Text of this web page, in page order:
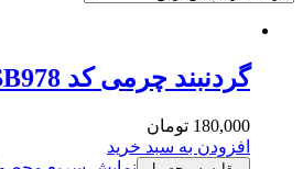
گردنبند چرمی کد MSB978
180,000 تومان
افزودن به سبد خرید